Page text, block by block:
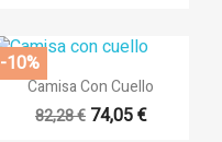
 Vista rápida
Camisa Con Cuello
82,28 € 74,05 €
-10%